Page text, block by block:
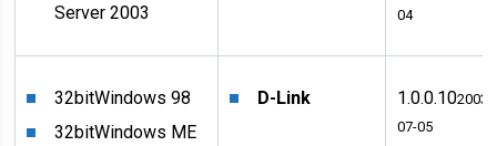
Server 2003
04
32bitWindows 98
32bitWindows ME
D-Link 1.0.0.102003-
07-05